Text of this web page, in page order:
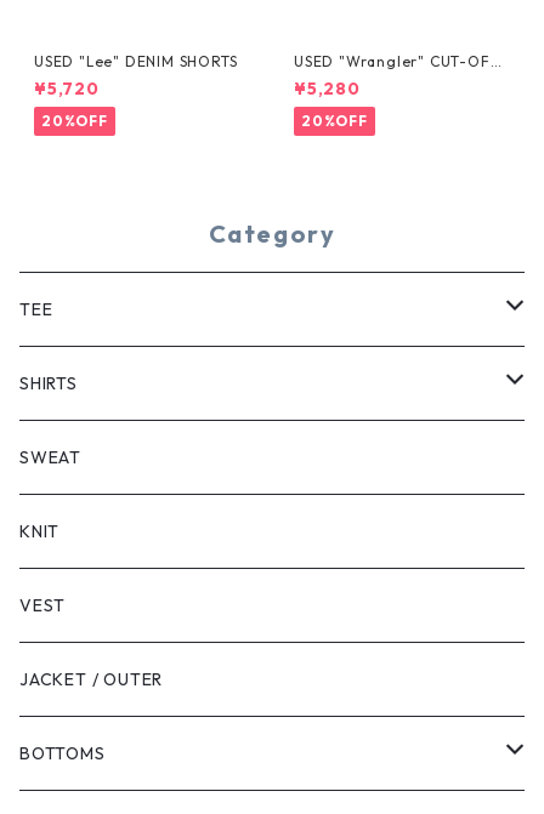
USED "Lee" DENIM SHORTS
¥5,720
20%OFF
USED "Wrangler" CUT-OFF
DENIM SHORTS
¥5,280
20%OFF
Category
TEE
SHORT SLEEVE
LONG SLEEVE
SHIRTS
SHORT SLEEVE
LONG SLEEVE
SWEAT
KNIT
VEST
JACKET / OUTER
BOTTOMS